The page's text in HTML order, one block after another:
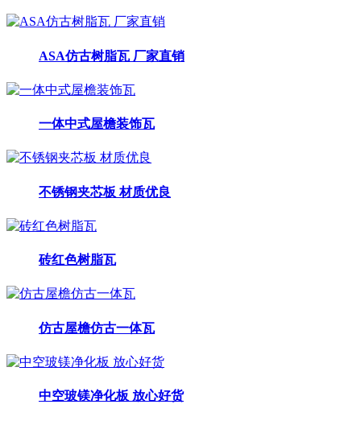
ASA仿古树脂瓦 厂家直销
一体中式屋檐装饰瓦
不锈钢夹芯板 材质优良
砖红色树脂瓦
仿古屋檐仿古一体瓦
中空玻镁净化板 放心好货